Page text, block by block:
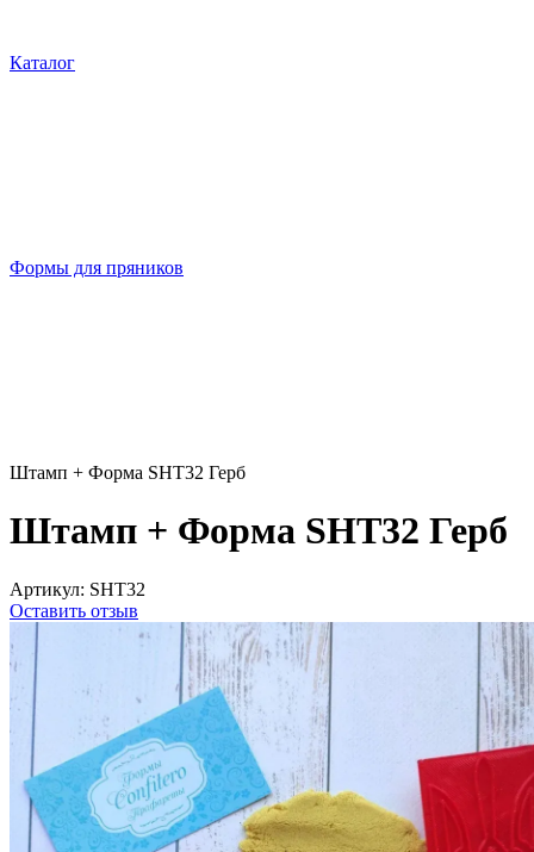
Каталог
Формы для пряников
Штамп + Форма SHT32 Герб
Штамп + Форма SHT32 Герб
Артикул: SHT32
Оставить отзыв